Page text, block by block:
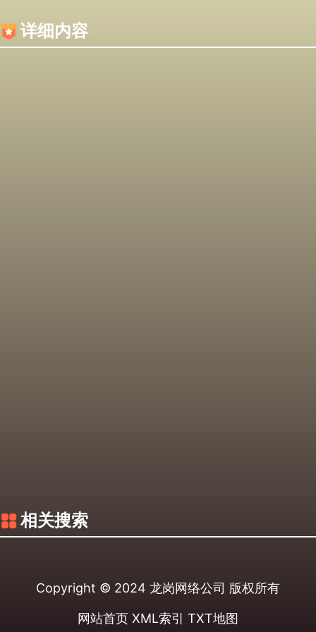
详细内容
相关搜索
Copyright © 2024 龙岗网络公司 版权所有
网站首页 XML索引 TXT地图